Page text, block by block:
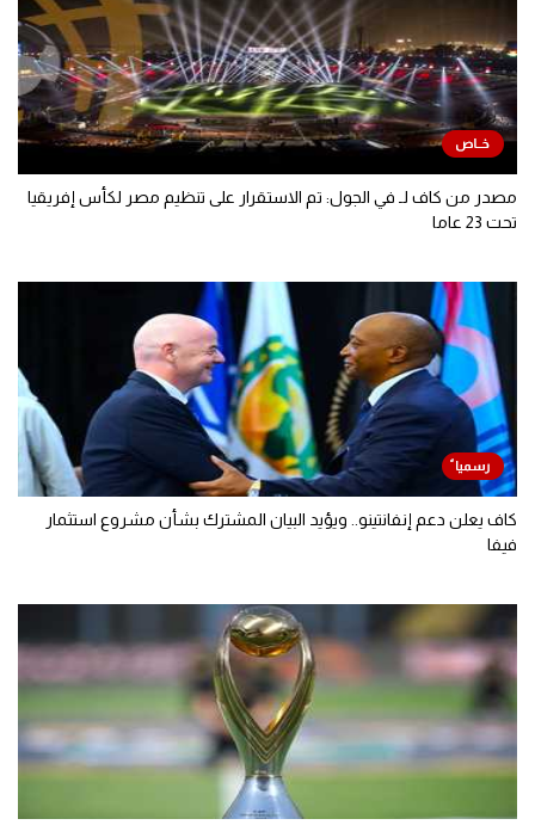
مصدر من كاف لـ في الجول: تم الاستقرار على تنظيم مصر لكأس إفريقيا
تحت 23 عاما
كاف يعلن دعم إنفانتينو.. ويؤيد البيان المشترك بشأن مشروع استثمار
فيفا